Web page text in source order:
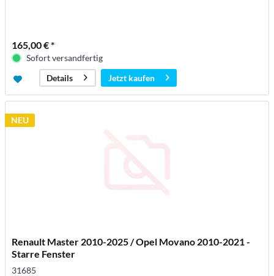
165,00 € *
Sofort versandfertig
Details
Jetzt kaufen
NEU
Renault Master 2010-2025 / Opel Movano 2010-2021 -
Starre Fenster
31685